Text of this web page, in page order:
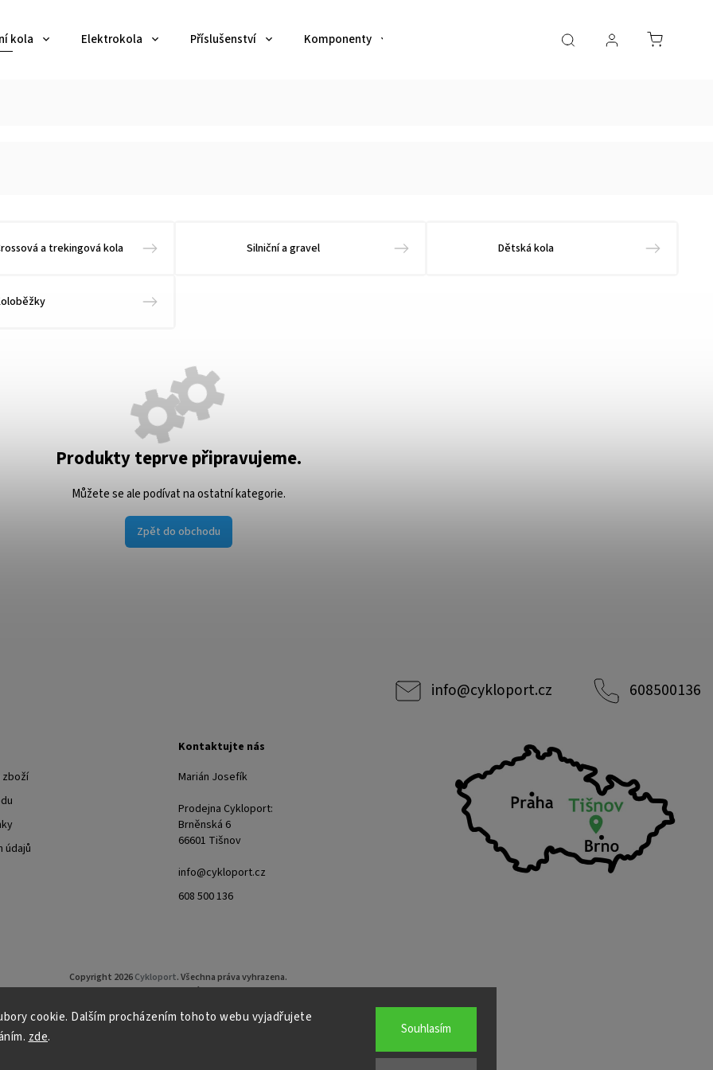
cookie. Dalším procházením tohoto webu vyjadřujete
zde. Souhlasím
kola Elektrokola Příslušenství Komponenty Sportovní výživa Oblečení
a trekingová kola Silniční a gravel Dětská kola
Produkty teprve připravujeme.
Můžete se ale podívat na ostatní kategorie.
Zpět do obchodu
info@cykloport.cz 608500136
zboží
údajů
Kontaktujte nás
Marián Josefík
Prodejna Cykloport:
Brněnská 6
66601 Tišnov
info@cykloport.cz
608 500 136
Copyright 2026Cykloport. Všechna práva vyhrazena.
Upravit nastavení cookies
Grafický návrh vytvořil a nakódovalShoptak.cz